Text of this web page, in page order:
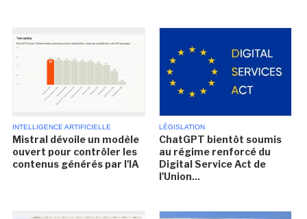
INTELLIGENCE ARTIFICIELLE
Mistral dévoile un modèle
ouvert pour contrôler les
contenus générés par l'IA
LÉGISLATION
ChatGPT bientôt soumis
au régime renforcé du
Digital Service Act de
l'Union...